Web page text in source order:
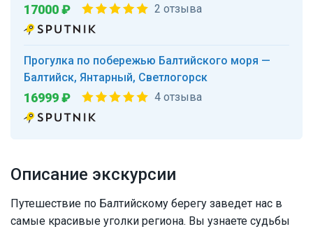
Описание экскурсии
Путешествие по Балтийскому берегу заведет нас в
самые красивые уголки региона. Вы узнаете судьбы
17000 ₽ 2 отзыва
Прогулка по побережью Балтийского моря —
Балтийск, Янтарный, Светлогорск
16999 ₽ 4 отзыва